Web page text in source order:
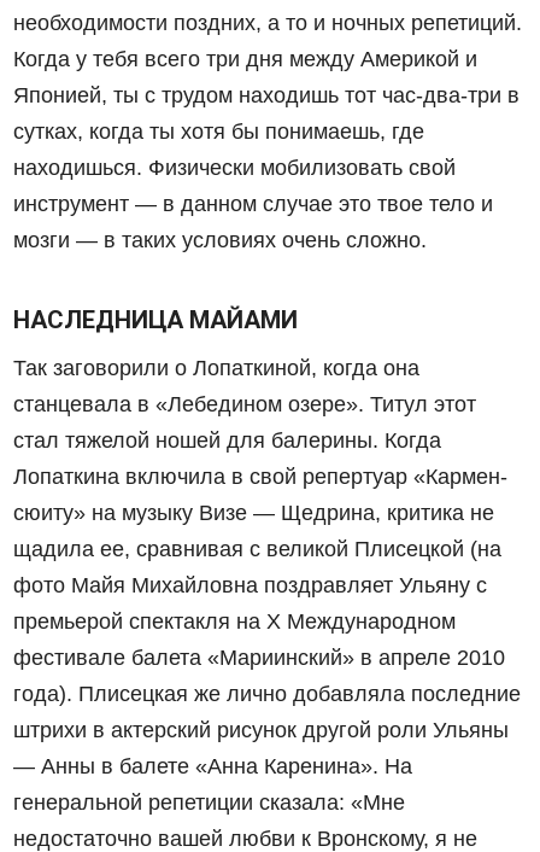
необходимости поздних, а то и ночных репетиций.
Когда у тебя всего три дня между Америкой и
Японией, ты с трудом находишь тот час-два-три в
сутках, когда ты хотя бы понимаешь, где
находишься. Физически мобилизовать свой
инструмент — в данном случае это твое тело и
мозги — в таких условиях очень сложно.
НАСЛЕДНИЦА МАЙАМИ
Так заговорили о Лопаткиной, когда она
станцевала в «Лебедином озере». Титул этот
стал тяжелой ношей для балерины. Когда
Лопаткина включила в свой репертуар «Кармен-
сюиту» на музыку Визе — Щедрина, критика не
щадила ее, сравнивая с великой Плисецкой (на
фото Майя Михайловна поздравляет Ульяну с
премьерой спектакля на X Международном
фестивале балета «Мариинский» в апреле 2010
года). Плисецкая же лично добавляла последние
штрихи в актерский рисунок другой роли Ульяны
— Анны в балете «Анна Каренина». На
генеральной репетиции сказала: «Мне
недостаточно вашей любви к Вронскому, я не